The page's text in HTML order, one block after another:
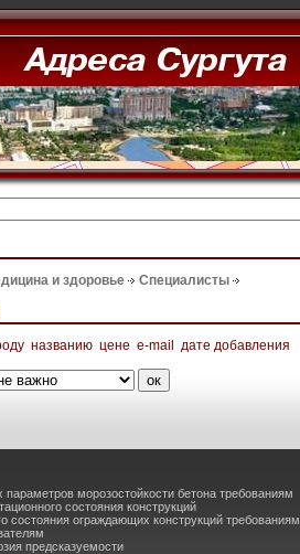
и здоровье Специалисты
названию цене e-mail дате добавления
параметров морозостойкости бетона требованиям
состояния конструкций
состояния ограждающих конструкций требованиям
предсказуемости